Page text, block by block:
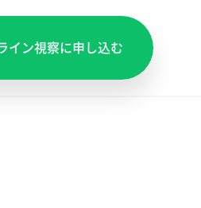
イン視察に申し込む